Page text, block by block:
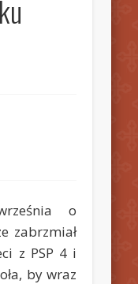
o
zabrzmiał
z PSP 4 i
by wraz